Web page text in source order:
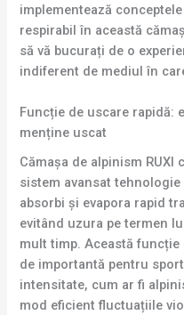
implementează
respirabil în această
să vă bucurați de o
indiferent de mediul în
Funcție de uscare rapidă:
menține uscat
Cămașa de alpinism RUXI
sistem avansat
absorbi și evapora rapid
evitând uzura pe termen
mult timp. Această
de importantă pentru
intensitate, cum ar fi
mod eficient fluctuațiile